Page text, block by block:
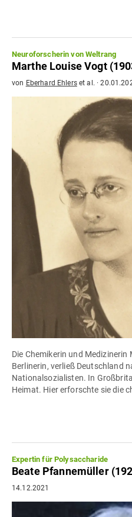
Neuroforscherin von Weltrang
Marthe Louise Vogt
von Eberhard Ehlerset al. ·
Die Chemikerin und
Berlinerin, verließ Deutschland
Nationalsozialisten. In
Heimat. Hier erforschte sie die
Expertin für Polysaccharide
Beate Pfannemüller
14.12.2021